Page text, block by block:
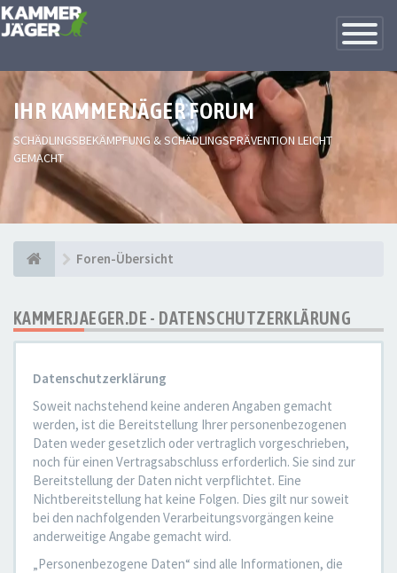
Toggle
IHR KAMMERJÄGER FORUM
SCHÄDLINGSBEKÄMPFUNG & SCHÄDLINGSPRÄVENTION LEICHT
GEMACHT
Foren-Übersicht
KAMMERJAEGER.DE - DATENSCHUTZERKLÄRUNG
Datenschutzerklärung
Soweit nachstehend keine anderen Angaben gemacht
werden, ist die Bereitstellung Ihrer personenbezogenen
Daten weder gesetzlich oder vertraglich vorgeschrieben,
noch für einen Vertragsabschluss erforderlich. Sie sind zur
Bereitstellung der Daten nicht verpflichtet. Eine
Nichtbereitstellung hat keine Folgen. Dies gilt nur soweit
bei den nachfolgenden Verarbeitungsvorgängen keine
anderweitige Angabe gemacht wird.
„Personenbezogene Daten“ sind alle Informationen, die